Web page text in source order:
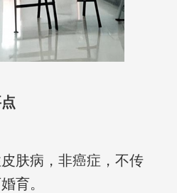
肤病，非癌症，不传
育。